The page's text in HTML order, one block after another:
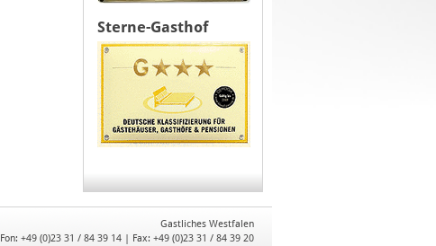
Sterne-Gasthof
Gastliches Westfalen
Fon: +49 (0)23 31 / 84 39 14 | Fax: +49 (0)23 31 / 84 39 20